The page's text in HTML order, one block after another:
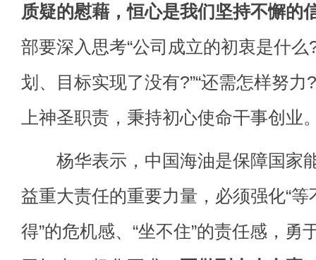
质疑的慰藉，恒心是我们坚持不懈的
部要深入思考“公司成立的初衷是什么
划、目标实现了没有?”“还需怎样努力
上神圣职责，秉持初心使命干事创业
杨华表示，中国海油是保障国家
益重大责任的重要力量，必须强化“等
得”的危机感、“坐不住”的责任感，勇